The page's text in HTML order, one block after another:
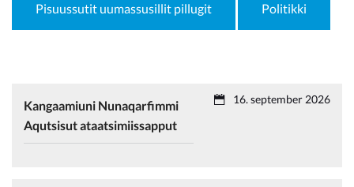
Pisuussutit uumassusillit pillugit Politikki
Kangaamiuni Nunaqarfimmi
Aqutsisut ataatsimiissapput
16. september 2026